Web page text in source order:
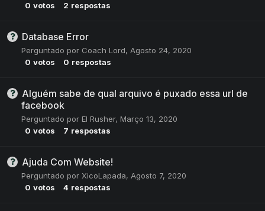
0 votos 2 respostas
Database Error
Perguntado por Coach Lord, Agosto 24, 2020
0 votos 0 respostas
Alguém sabe de qual arquivo é puxado essa url de
facebook
Perguntado por El Rusher, Março 13, 2020
0 votos 7 respostas
Ajuda Com Website!
Perguntado por XicoLapada, Agosto 7, 2020
0 votos 4 respostas